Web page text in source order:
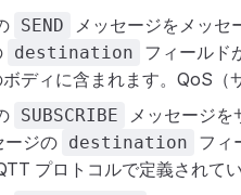
SEND メッセージをメッ
destination フィールド
ボディに含まれます。QoS
SUBSCRIBE メッセージ
ージの destination
フィ
プロトコルで定義されて